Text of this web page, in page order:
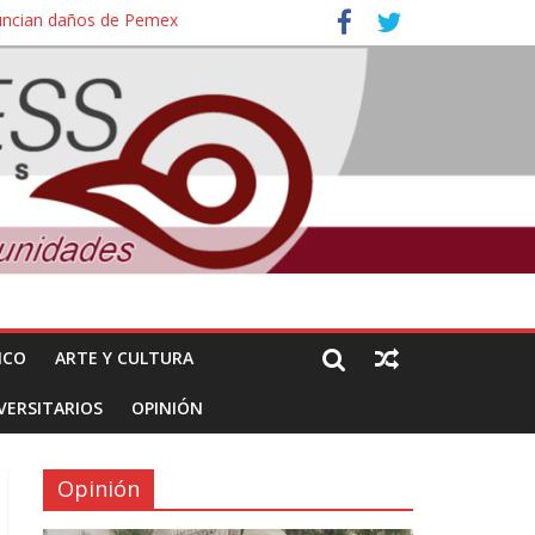
daños de Pemex
e intelectuales de su asesinato
ARTE Y CULTURA
OPINIÓN
Opinión